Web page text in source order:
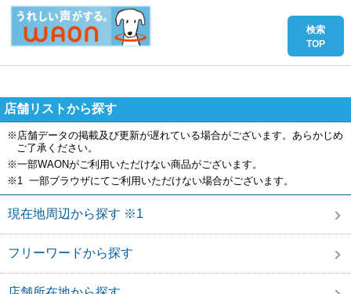
店舗リストから探す
※店舗データの掲載及び更新が遅れている場合がございます。あらかじめ
ご了承ください。
※一部WAONがご利用いただけない商品がございます。
※1 一部ブラウザにてご利用いただけない場合がございます。
現在地周辺から探す ※1
フリーワードから探す